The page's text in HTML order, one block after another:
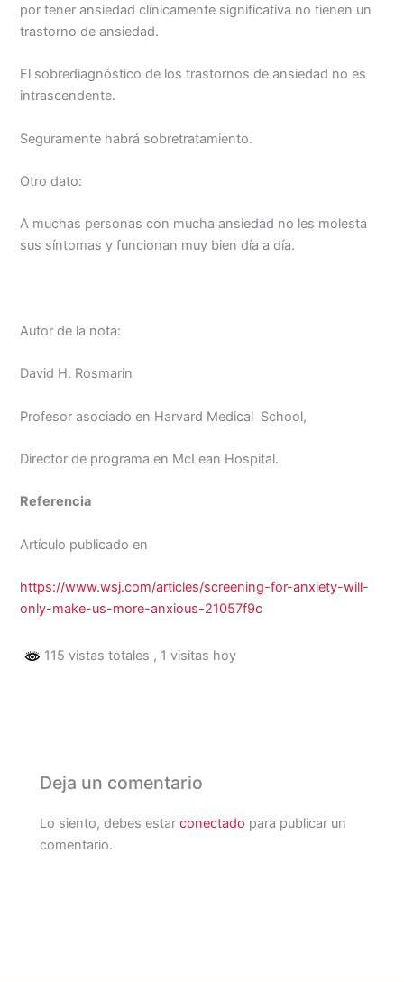
por tener ansiedad clínicamente significativa no tienen un
trastorno de ansiedad.
El sobrediagnóstico de los trastornos de ansiedad no es
intrascendente.
Seguramente habrá sobretratamiento.
Otro dato:
A muchas personas con mucha ansiedad no les molesta
sus síntomas y funcionan muy bien día a día.
Autor de la nota:
David H. Rosmarin
Profesor asociado en Harvard Medical School,
Director de programa en McLean Hospital.
Referencia
Artículo publicado en
https://www.wsj.com/articles/screening-for-anxiety-will-
only-make-us-more-anxious-21057f9c
115 vistas totales , 1 visitas hoy
Deja un comentario
Lo siento, debes estarconectado para publicar un
comentario.